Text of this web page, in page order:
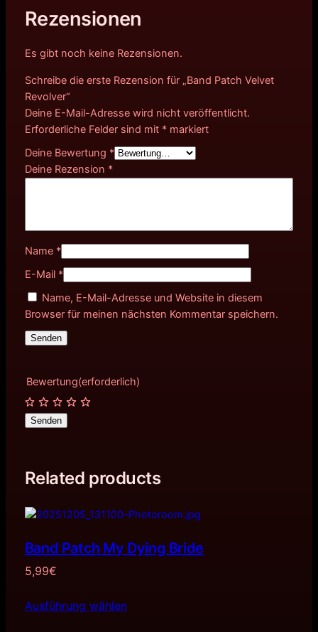
Rezensionen
Es gibt noch keine Rezensionen.
Schreibe die erste Rezension für „Band Patch Velvet
Revolver“
Deine E-Mail-Adresse wird nicht veröffentlicht.
Erforderliche Felder sind mit *markiert
Deine Bewertung *
Deine Rezension *
Name *
E-Mail *
Name, E-Mail-Adresse und Website in diesem
Browser für meinen nächsten Kommentar speichern.
Bewertung(erforderlich)
Senden
Related products
Band Patch My Dying Bride
5,99€
Ausführung wählen